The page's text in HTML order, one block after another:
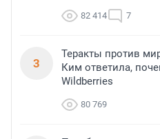
82 414 7
3
Теракты против
Ким ответила,
Wildberries
80 769